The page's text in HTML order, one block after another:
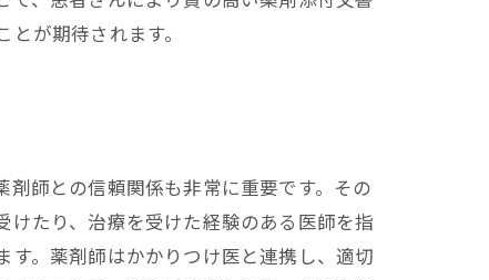
が期待されます。
師との信頼関係も非常に重要です。その
たり、治療を受けた経験のある医師を指
。薬剤師はかかりつけ医と連携し、適切